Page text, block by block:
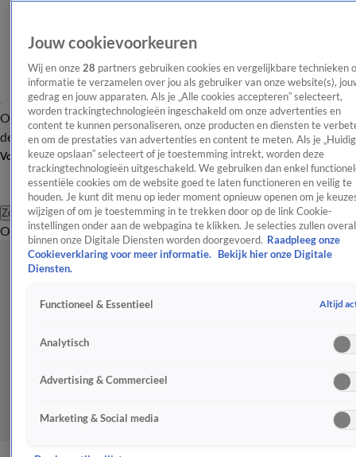
OverzichtAfleveringen Entertainment TV Algemeen
Tip
de redactieNieuwsbrief
Volg Shownieuws
Zoeken
OverzichtEntertainmentSpraakmakendRealityCrimeVideo's
Jouw cookievoorkeuren
Wij en onze 28 partners gebruiken cookies en vergelijkbare technieken
informatie te verzamelen over jou als gebruiker van onze website(s),
gedrag en jouw apparaten. Als je „Alle cookies accepteren” selecteert,
worden trackingtechnologieën ingeschakeld om onze advertenties en
content te kunnen personaliseren, onze producten en diensten te
en om de prestaties van advertenties en content te meten. Als je
keuze opslaan” selecteert of je toestemming intrekt, worden deze
trackingtechnologieën uitgeschakeld. We gebruiken dan enkel
essentiële cookies om de website goed te laten functioneren en veilig te
houden. Je kunt dit menu op ieder moment opnieuw openen om je
wijzigen of om je toestemming in te trekken door op de link Cookie-
instellingen onder aan de webpagina te klikken. Je selecties zullen overal
binnen onze Digitale Diensten worden doorgevoerd. Raadpleeg onze
Cookieverklaring voor meer informatie.
Bekijk hier onze Digitale
Diensten.
Functioneel & Essentieel Altijd
Analytisch
Advertising & Commercieel
Marketing & Social media